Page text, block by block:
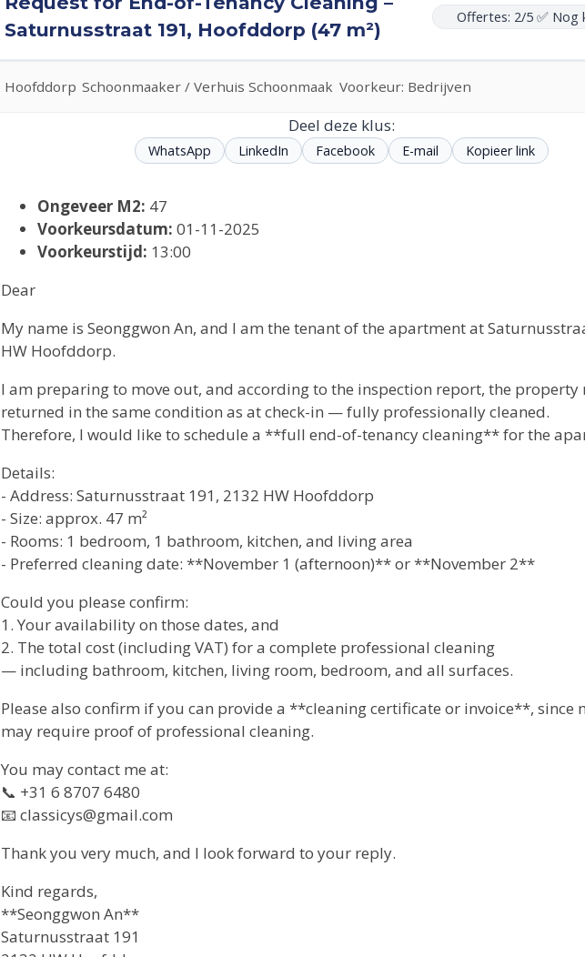
Saturnusstraat 191, Hoofddorp (47 m²)
Offertes: 2/5 ✅ Nog
Hoofddorp Schoonmaaker / Verhuis Schoonmaak Voorkeur: Bedrijven
Deel deze klus:
WhatsApp LinkedIn Facebook E-mail Kopieer link
Ongeveer M2: 47
Voorkeursdatum: 01-11-2025
Voorkeurstijd: 13:00
Dear
My name is Seonggwon An, and I am the tenant of the apartment at
HW Hoofddorp.
I am preparing to move out, and according to the inspection report, the property
returned in the same condition as at check-in — fully professionally cleaned.
Therefore, I would like to schedule a **full end-of-tenancy cleaning** for the
Details:
- Address: Saturnusstraat 191, 2132 HW Hoofddorp
- Size: approx. 47 m²
- Rooms: 1 bedroom, 1 bathroom, kitchen, and living area
- Preferred cleaning date: **November 1 (afternoon)** or **November 2**
Could you please confirm:
1. Your availability on those dates, and
2. The total cost (including VAT) for a complete professional cleaning
— including bathroom, kitchen, living room, bedroom, and all surfaces.
Please also confirm if you can provide a **cleaning certificate or invoice**, since
may require proof of professional cleaning.
You may contact me at:
📞 +31 6 8707 6480
📧 classicys@gmail.com
Thank you very much, and I look forward to your reply.
Kind regards,
**Seonggwon An**
Saturnusstraat 191